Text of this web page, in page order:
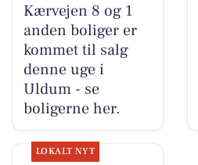
Kærvejen 8 og 1
anden boliger er
kommet til salg
denne uge i
Uldum - se
boligerne her.
LOKALT NYT